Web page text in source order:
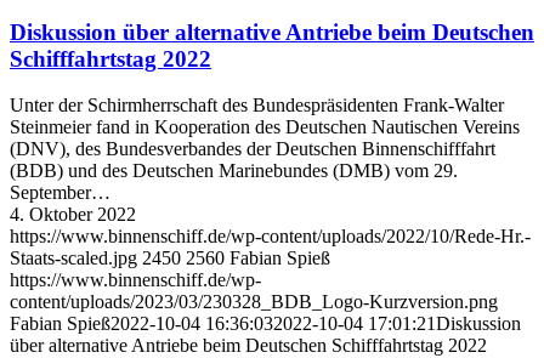
Diskussion über alternative Antriebe beim Deutschen
Schifffahrtstag 2022
Unter der Schirmherrschaft des Bundespräsidenten Frank-Walter
Steinmeier fand in Kooperation des Deutschen Nautischen Vereins
(DNV), des Bundesverbandes der Deutschen Binnenschifffahrt
(BDB) und des Deutschen Marinebundes (DMB) vom 29.
September…
4. Oktober 2022
https://www.binnenschiff.de/wp-content/uploads/2022/10/Rede-Hr.-
Staats-scaled.jpg 2450 2560 Fabian Spieß
https://www.binnenschiff.de/wp-
content/uploads/2023/03/230328_BDB_Logo-Kurzversion.png
Fabian Spieß2022-10-04 16:36:032022-10-04 17:01:21Diskussion
über alternative Antriebe beim Deutschen Schifffahrtstag 2022